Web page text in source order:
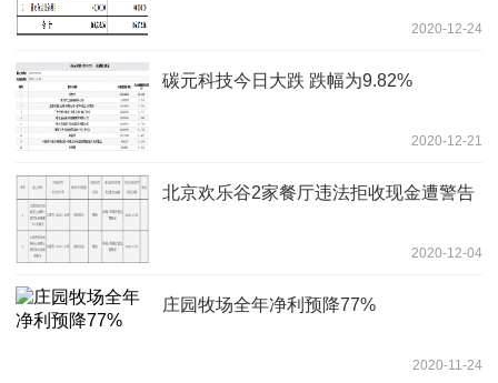
2020-12-24
碳元科技今日大跌 跌幅为9.82%
2020-12-21
北京欢乐谷2家餐厅违法拒收现金遭警告
2020-12-04
庄园牧场全年净利预降77%
2020-11-24